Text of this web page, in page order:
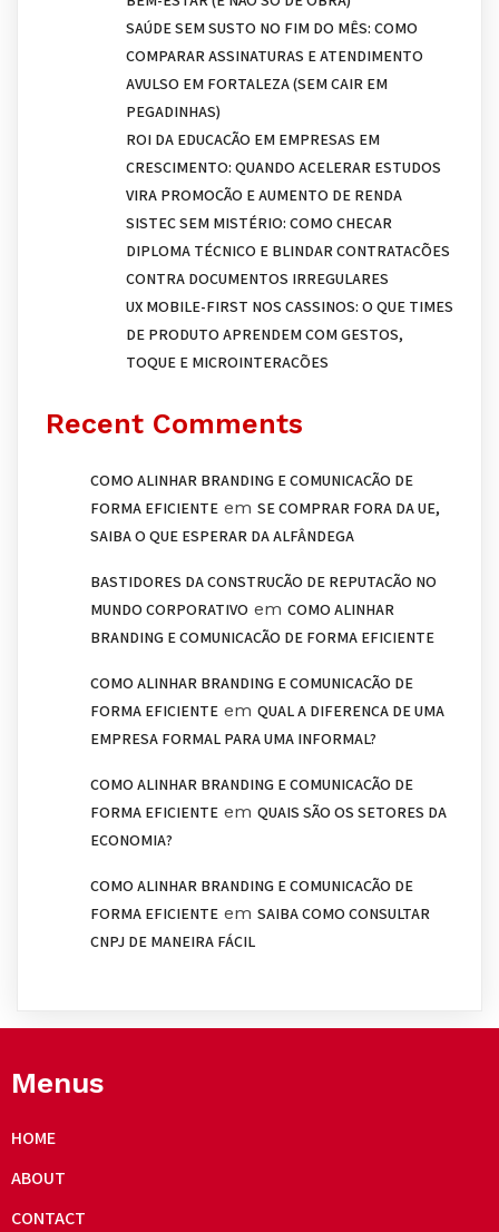
SAÚDE SEM SUSTO NO FIM DO MÊS: COMO
COMPARAR ASSINATURAS E ATENDIMENTO
AVULSO EM FORTALEZA (SEM CAIR EM
PEGADINHAS)
ROI DA EDUCAÇÃO EM EMPRESAS EM
CRESCIMENTO: QUANDO ACELERAR ESTUDOS
VIRA PROMOÇÃO E AUMENTO DE RENDA
SISTEC SEM MISTÉRIO: COMO CHECAR
DIPLOMA TÉCNICO E BLINDAR CONTRATAÇÕES
CONTRA DOCUMENTOS IRREGULARES
UX MOBILE-FIRST NOS CASSINOS: O QUE TIMES
DE PRODUTO APRENDEM COM GESTOS,
TOQUE E MICROINTERAÇÕES
Recent Comments
COMO ALINHAR BRANDING E COMUNICAÇÃO DE
FORMA EFICIENTE em SE COMPRAR FORA DA UE,
SAIBA O QUE ESPERAR DA ALFÂNDEGA
BASTIDORES DA CONSTRUÇÃO DE REPUTAÇÃO NO
MUNDO CORPORATIVO em COMO ALINHAR
BRANDING E COMUNICAÇÃO DE FORMA EFICIENTE
COMO ALINHAR BRANDING E COMUNICAÇÃO DE
FORMA EFICIENTE em QUAL A DIFERENÇA DE UMA
EMPRESA FORMAL PARA UMA INFORMAL?
COMO ALINHAR BRANDING E COMUNICAÇÃO DE
FORMA EFICIENTE em QUAIS SÃO OS SETORES DA
ECONOMIA?
COMO ALINHAR BRANDING E COMUNICAÇÃO DE
FORMA EFICIENTE em SAIBA COMO CONSULTAR
CNPJ DE MANEIRA FÁCIL
Menus
HOME
ABOUT
CONTACT